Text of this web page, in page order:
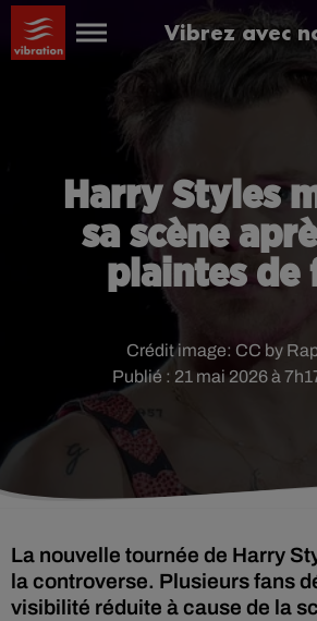
Vibrez avec
Harry Styles
sa scène
plaintes de
Publié : 21 mai 2026 à
Crédit image: CC by
La nouvelle tournée de Harry
la controverse. Plusieurs fans
visibilité réduite à cause de la